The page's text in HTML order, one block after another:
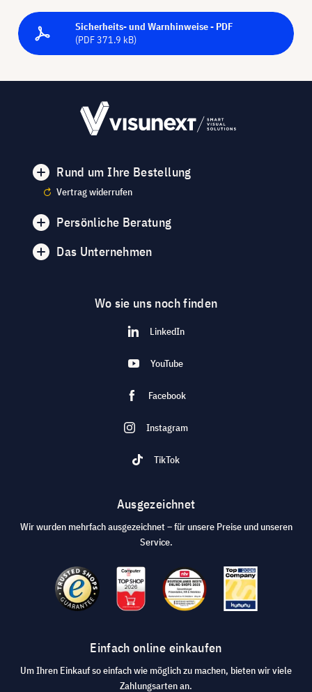
Sicherheits- und Warnhinweise - PDF
(PDF 371.9 kB)
Rund um Ihre Bestellung
Vertrag widerrufen
Persönliche Beratung
Das Unternehmen
Wo sie uns noch finden
LinkedIn
YouTube
Facebook
Instagram
TikTok
Ausgezeichnet
Wir wurden mehrfach ausgezeichnet – für unsere Preise und unseren
Service.
Einfach online einkaufen
Um Ihren Einkauf so einfach wie möglich zu machen, bieten wir viele
Zahlungsarten an.